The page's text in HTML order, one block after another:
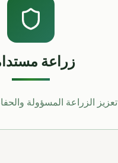
زراعة
تعزيز الزراعة المسؤولة